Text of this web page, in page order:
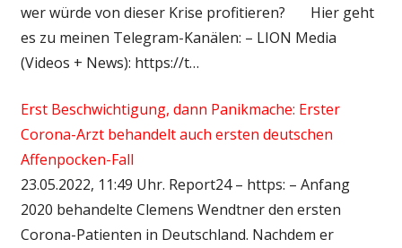
wer würde von dieser Krise profitieren? Hier geht
es zu meinen Telegram-Kanälen: – LION Media
(Videos + News): https://t…
Erst Beschwichtigung, dann Panikmache: Erster
Corona-Arzt behandelt auch ersten deutschen
Affenpocken-Fall
23.05.2022, 11:49 Uhr. Report24 – https: – Anfang
2020 behandelte Clemens Wendtner den ersten
Corona-Patienten in Deutschland. Nachdem er